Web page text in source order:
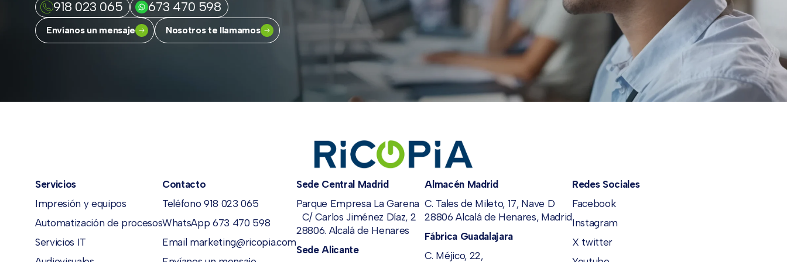
918 023 065 673 470 598
Envíanos un mensaje Nosotros te llamamos
Servicios
Impresión y equipos
Automatización de procesos
Servicios IT
Contacto
Teléfono 918 023 065
WhatsApp 673 470 598
Email marketing@ricopia.com
Sede Central Madrid
Parque Empresa La Garena
C/ Carlos Jiménez Díaz, 2
28806. Alcalá de Henares
Sede Alicante
Almacén Madrid
C. Tales de Mileto, 17, Nave D
28806 Alcalá de Henares, Madrid
Fábrica Guadalajara
C. Méjico, 22,
Redes Sociales
Facebook
Instagram
X twitter